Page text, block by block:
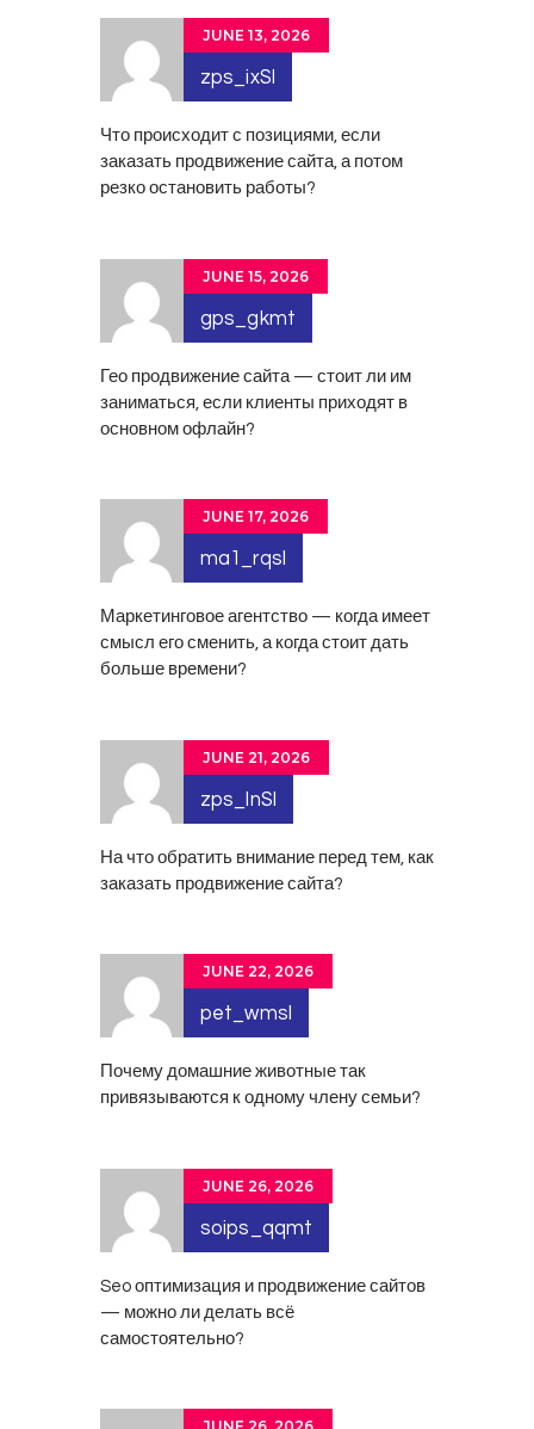
JUNE 13, 2026
zps_ixSl
Что происходит с позициями, если
заказать продвижение сайта, а потом
резко остановить работы?
JUNE 15, 2026
gps_gkmt
Гео продвижение сайта — стоит ли им
заниматься, если клиенты приходят в
основном офлайн?
JUNE 17, 2026
ma1_rqsl
Маркетинговое агентство — когда имеет
смысл его сменить, а когда стоит дать
больше времени?
JUNE 21, 2026
zps_lnSl
На что обратить внимание перед тем, как
заказать продвижение сайта?
JUNE 22, 2026
pet_wmsl
Почему домашние животные так
привязываются к одному члену семьи?
JUNE 26, 2026
soips_qqmt
Seo оптимизация и продвижение сайтов
— можно ли делать всё
самостоятельно?